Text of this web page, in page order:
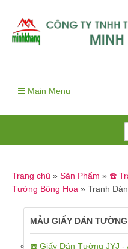
Main Menu
Trang chủ » Sản Phẩm » ☎️
Tường Bông Hoa » Tranh
MẪU GIẤY DÁN TƯỜNG
☎️ Giấy Dán Tường JYJ -